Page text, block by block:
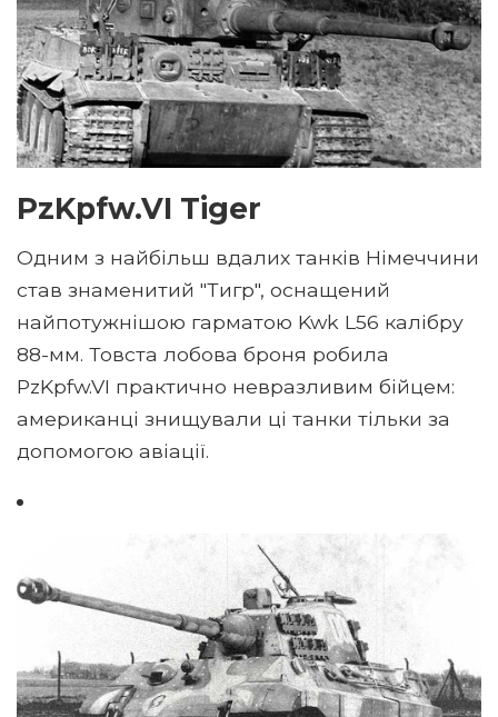
PzKpfw.VI Tiger
Одним з найбільш вдалих танків Німеччини
став знаменитий "Тигр", оснащений
найпотужнішою гарматою Kwk L56 калібру
88-мм. Товста лобова броня робила
PzKpfw.VI практично невразливим бійцем:
американці знищували ці танки тільки за
допомогою авіації.